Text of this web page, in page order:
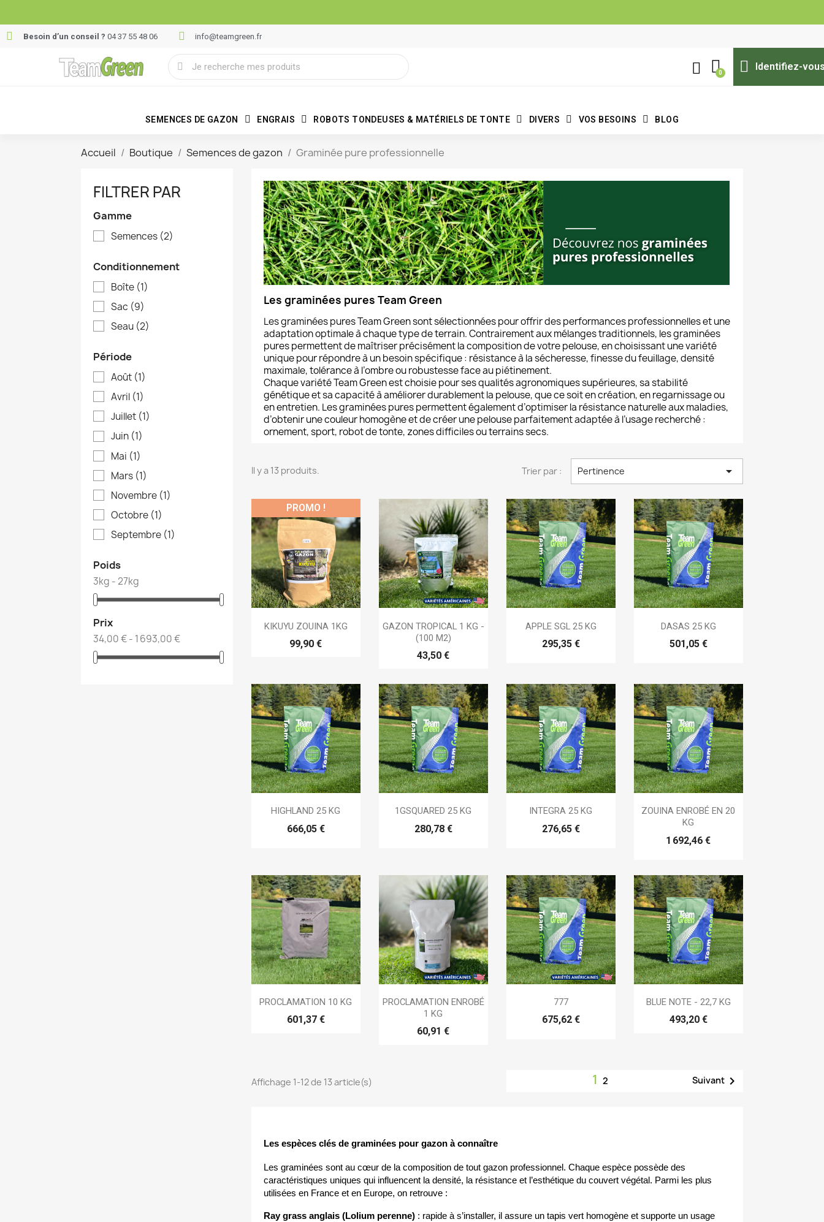
Besoin d’un conseil ? 04 37 55 48 06 info@teamgreen.fr
Identifiez-
SEMENCES DE GAZON ENGRAIS ROBOTS TONDEUSES & MATÉRIELS DE TONTE DIVERS VOS BESOINS BLOG
Accueil Boutique Semences de gazon Graminée pure professionnelle
FILTRER PAR
Gamme
Semences (2)
Conditionnement
Boîte (1)
Sac (9)
Seau (2)
Période
Août (1)
Avril (1)
Juillet (1)
Juin (1)
Mai (1)
Mars (1)
Novembre (1)
Octobre (1)
Septembre (1)
Poids
3kg - 27kg
Prix
34,00 € - 1 693,00 €
Les graminées pures Team Green
Les graminées pures Team Green sont sélectionnées pour offrir des performances professionnelles et une
adaptation optimale à chaque type de terrain. Contrairement aux mélanges traditionnels, les graminées
pures permettent de maîtriser précisément la composition de votre pelouse, en choisissant une variété
unique pour répondre à un besoin spécifique : résistance à la sécheresse, finesse du feuillage, densité
maximale, tolérance à l’ombre ou robustesse face au piétinement.
Chaque variété Team Green est choisie pour ses qualités agronomiques supérieures, sa stabilité
génétique et sa capacité à améliorer durablement la pelouse, que ce soit en création, en regarnissage ou
en entretien. Les graminées pures permettent également d’optimiser la résistance naturelle aux maladies,
d’obtenir une couleur homogène et de créer une pelouse parfaitement adaptée à l’usage recherché :
ornement, sport, robot de tonte, zones difficiles ou terrains secs.
Il y a 13 produits. Trier par : Pertinence 
Aperçu rapide
KIKUYU ZOUINA 1KG
99,90 €
PROMO !
Aperçu rapide
GAZON TROPICAL 1 KG -
(100 M2)
43,50 €
Aperçu rapide
APPLE SGL 25 KG
295,35 €
Aperçu rapide
DASAS 25 KG
501,05 €
Aperçu rapide
HIGHLAND 25 KG
666,05 €
Aperçu rapide
1GSQUARED 25 KG
280,78 €
Aperçu rapide
INTEGRA 25 KG
276,65 €
Aperçu rapide
ZOUINA ENROBÉ EN 20
KG
1 692,46 €
Aperçu rapide
PROCLAMATION 10 KG
601,37 €
 Aperçu rapide
PROCLAMATION ENROBÉ
1 KG
60,91 €
Aperçu rapide
777
675,62 €
Aperçu rapide
BLUE NOTE - 22,7 KG
493,20 €
Affichage 1-12 de 13 article(s) 12 Suivant
Les espèces clés de graminées pour gazon à connaître
Les graminées sont au cœur de la composition de tout gazon professionnel. Chaque espèce possède des
caractéristiques uniques qui influencent la densité, la résistance et l’esthétique du couvert végétal. Parmi les plus
utilisées en France et en Europe, on retrouve :
Ray grass anglais (Lolium perenne) : rapide à s’installer, il assure un tapis vert homogène et supporte un usage